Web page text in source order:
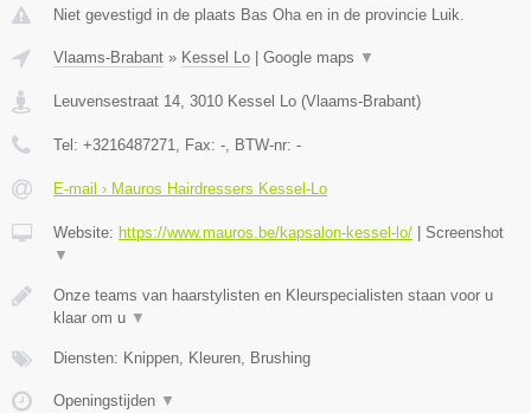
Niet gevestigd in de plaats Bas Oha en in de provincie Luik.
Vlaams-Brabant » Kessel Lo Google maps ▼
Leuvensestraat 14 3010 Kessel Lo (Vlaams-Brabant)
Tel: +3216487271 , Fax: - , BTW-nr: -
E-mail › Mauros Hairdressers Kessel-Lo
Website: https://www.mauros.be/kapsalon-kessel-lo/
Screenshot
▼
Onze teams van haarstylisten en Kleurspecialisten staan voor u
klaar om u ▼
Diensten: Knippen, Kleuren, Brushing
Openingstijden ▼